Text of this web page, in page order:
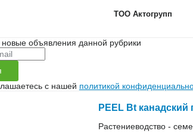
ТОО Актогрупп
объявления данной рубрики
с нашей политикой
PEEL Bt
Растениеводство -